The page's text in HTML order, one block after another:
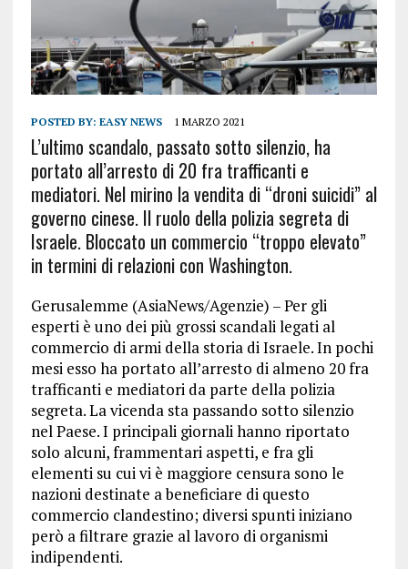
POSTED BY: EASY NEWS 1 MARZO 2021
L’ultimo scandalo, passato sotto silenzio, ha
portato all’arresto di 20 fra trafficanti e
mediatori. Nel mirino la vendita di “droni suicidi” al
governo cinese. Il ruolo della polizia segreta di
Israele. Bloccato un commercio “troppo elevato”
in termini di relazioni con Washington.
Gerusalemme (AsiaNews/Agenzie) – Per gli
esperti è uno dei più grossi scandali legati al
commercio di armi della storia di Israele. In pochi
mesi esso ha portato all’arresto di almeno 20 fra
trafficanti e mediatori da parte della polizia
segreta. La vicenda sta passando sotto silenzio
nel Paese. I principali giornali hanno riportato
solo alcuni, frammentari aspetti, e fra gli
elementi su cui vi è maggiore censura sono le
nazioni destinate a beneficiare di questo
commercio clandestino; diversi spunti iniziano
però a filtrare grazie al lavoro di organismi
indipendenti.